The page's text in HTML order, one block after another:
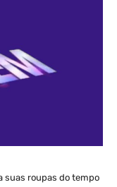
suas roupas do tempo